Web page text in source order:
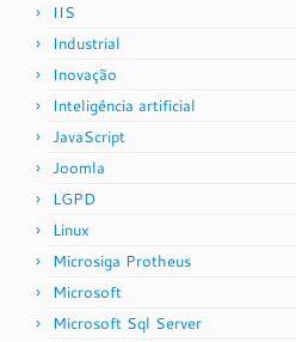
IIS
Industrial
Inovação
Inteligência artificial
JavaScript
Joomla
LGPD
Linux
Microsiga Protheus
Microsoft
Microsoft Sql Server